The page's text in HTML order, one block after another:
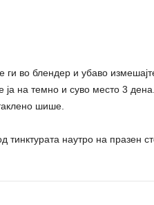
ги во блендер и убаво
ја на темно и суво место 3
шише.
тинктурата наутро на празен